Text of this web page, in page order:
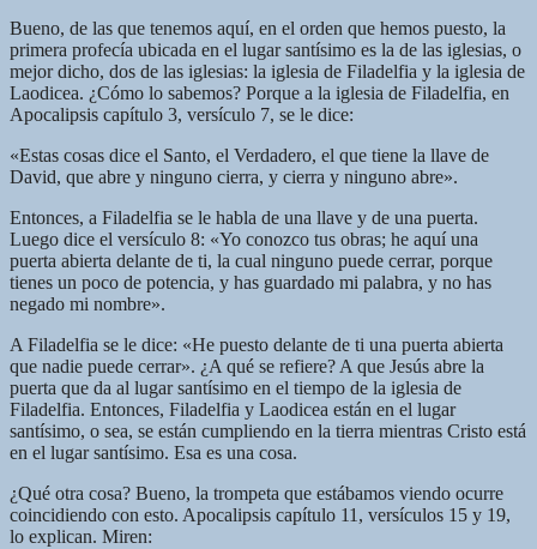
Bueno, de las que tenemos aquí, en el orden que hemos puesto, la
primera profecía ubicada en el lugar santísimo es la de las iglesias, o
mejor dicho, dos de las iglesias: la iglesia de Filadelfia y la iglesia de
Laodicea. ¿Cómo lo sabemos? Porque a la iglesia de Filadelfia, en
Apocalipsis capítulo 3, versículo 7, se le dice:
«Estas cosas dice el Santo, el Verdadero, el que tiene la llave de
David, que abre y ninguno cierra, y cierra y ninguno abre».
Entonces, a Filadelfia se le habla de una llave y de una puerta.
Luego dice el versículo 8: «Yo conozco tus obras; he aquí una
puerta abierta delante de ti, la cual ninguno puede cerrar, porque
tienes un poco de potencia, y has guardado mi palabra, y no has
negado mi nombre».
A Filadelfia se le dice: «He puesto delante de ti una puerta abierta
que nadie puede cerrar». ¿A qué se refiere? A que Jesús abre la
puerta que da al lugar santísimo en el tiempo de la iglesia de
Filadelfia. Entonces, Filadelfia y Laodicea están en el lugar
santísimo, o sea, se están cumpliendo en la tierra mientras Cristo está
en el lugar santísimo. Esa es una cosa.
¿Qué otra cosa? Bueno, la trompeta que estábamos viendo ocurre
coincidiendo con esto. Apocalipsis capítulo 11, versículos 15 y 19,
lo explican. Miren: